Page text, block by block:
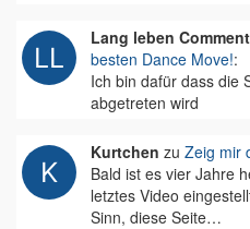
Lang leben
besten Dance Move!:
Ich bin dafür dass die
abgetreten wird
Kurtchen zu Zeig mir
Bald ist es vier Jahre
letztes Video
Sinn, diese Seite…